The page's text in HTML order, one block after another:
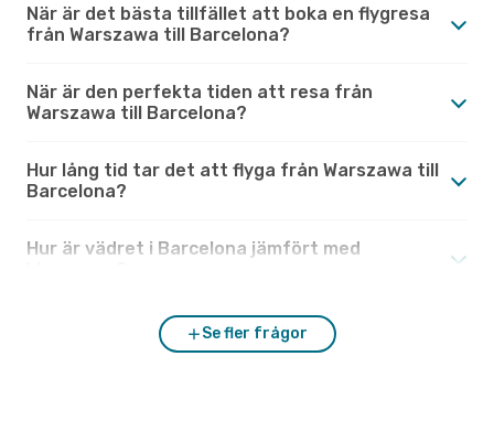
När är det bästa tillfället att boka en flygresa
från Warszawa till Barcelona?
När är den perfekta tiden att resa från
Warszawa till Barcelona?
Hur lång tid tar det att flyga från Warszawa till
Barcelona?
Hur är vädret i Barcelona jämfört med
Se fler frågor